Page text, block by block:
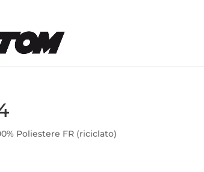
Poliestere FR (riciclato)